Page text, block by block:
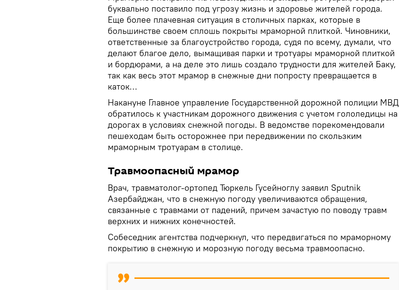
буквально поставило под угрозу жизнь и здоровье жителей города.
Еще более плачевная ситуация в столичных парках, которые в
большинстве своем сплошь покрыты мраморной плиткой. Чиновники,
ответственные за благоустройство города, судя по всему, думали, что
делают благое дело, вымащивая парки и тротуары мраморной плиткой
и бордюрами, а на деле это лишь создало трудности для жителей Баку,
так как весь этот мрамор в снежные дни попросту превращается в
каток…
Накануне Главное управление Государственной дорожной полиции МВД
обратилось к участникам дорожного движения с учетом гололедицы на
дорогах в условиях снежной погоды. В ведомстве порекомендовали
пешеходам быть осторожнее при передвижении по скользким
мраморным тротуарам в столице.
Травмоопасный мрамор
Врач, травматолог-ортопед Тюркель Гусейноглу заявил Sputnik
Азербайджан, что в снежную погоду увеличиваются обращения,
связанные с травмами от падений, причем зачастую по поводу травм
верхних и нижних конечностей.
Собеседник агентства подчеркнул, что передвигаться по мраморному
покрытию в снежную и морозную погоду весьма травмоопасно.